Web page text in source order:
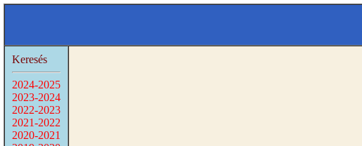
Keresés
2024-2025
2023-2024
2022-2023
2021-2022
2020-2021